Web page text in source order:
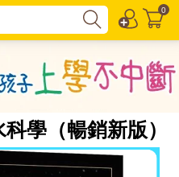
0
學（暢銷新版）